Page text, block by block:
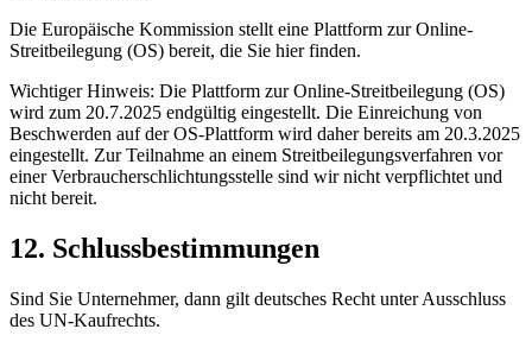
Die Europäische Kommission stellt eine Plattform zur Online-
Streitbeilegung (OS) bereit, die Sie hier finden.
Wichtiger Hinweis: Die Plattform zur Online-Streitbeilegung (OS)
wird zum 20.7.2025 endgültig eingestellt. Die Einreichung von
Beschwerden auf der OS-Plattform wird daher bereits am 20.3.2025
eingestellt. Zur Teilnahme an einem Streitbeilegungsverfahren vor
einer Verbraucherschlichtungsstelle sind wir nicht verpflichtet und
nicht bereit.
12. Schlussbestimmungen​​​​​​​
Sind Sie Unternehmer, dann gilt deutsches Recht unter Ausschluss
des UN-Kaufrechts.